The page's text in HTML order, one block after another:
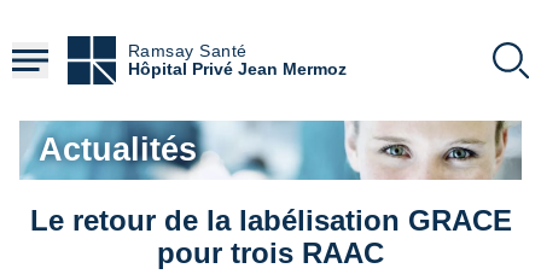
contenu
principal
Ramsay Santé
Hôpital Privé Jean Mermoz
Actualités
Le retour de la labélisation GRACE
pour trois RAAC